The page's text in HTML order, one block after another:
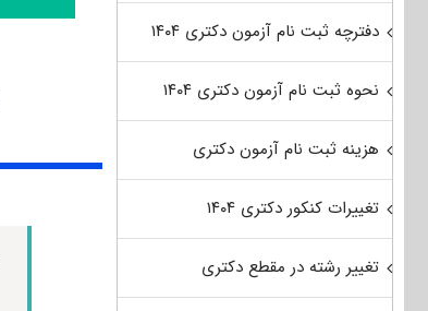
دفترچه ثبت نام آزمون دکتری ۱۴۰۴
نحوه ثبت نام آزمون دکتری ۱۴۰۴
هزینه ثبت نام آزمون دکتری
تغییرات کنکور دکتری ۱۴۰۴
تغییر رشته در مقطع دکتری